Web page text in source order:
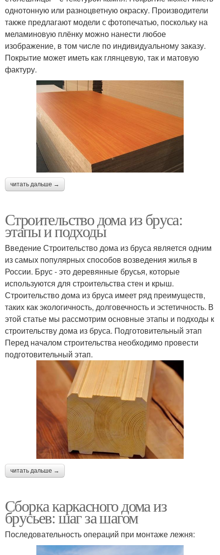
однотонную или разноцветную окраску. Производители
также предлагают модели с фотопечатью, поскольку на
меламиновую плёнку можно нанести любое
изображение, в том числе по индивидуальному заказу.
Покрытие может иметь как глянцевую, так и матовую
фактуру.
читать дальше →
Строительство дома из бруса:
этапы и подходы
Введение Строительство дома из бруса является одним
из самых популярных способов возведения жилья в
России. Брус - это деревянные брусья, которые
используются для строительства стен и крыш.
Строительство дома из бруса имеет ряд преимуществ,
таких как экологичность, долговечность и эстетичность. В
этой статье мы рассмотрим основные этапы и подходы к
строительству дома из бруса. Подготовительный этап
Перед началом строительства необходимо провести
подготовительный этап.
читать дальше →
Сборка каркасного дома из
брусьев: шаг за шагом
Последовательность операций при монтаже лежня: